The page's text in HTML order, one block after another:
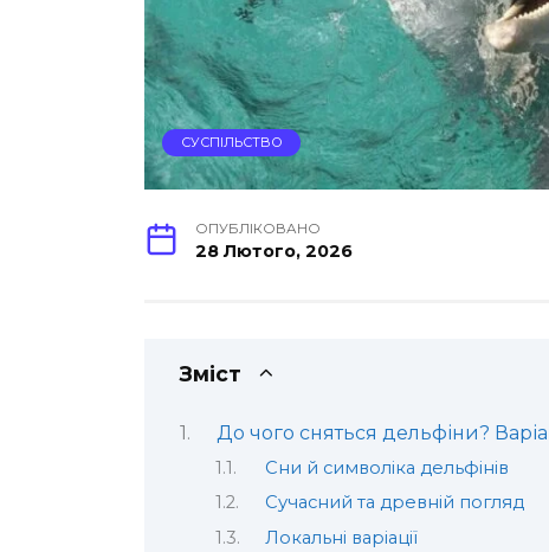
СУСПІЛЬСТВО
ОПУБЛІКОВАНО
28 Лютого, 2026
Зміст
До чого сняться дельфіни?
Сни й символіка дельфінів
Сучасний та древній погляд
Локальні варіації